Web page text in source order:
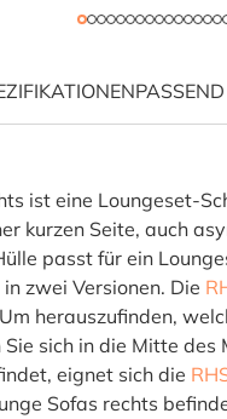
ist eine Loungeset-
kurzen Seite, auch
passt für ein
zwei Versionen. Die
herauszufinden,
sich in die Mitte des
eignet sich die
Sofas rechts